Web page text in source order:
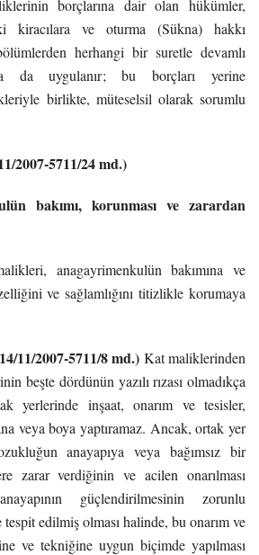
borçlarına dair olan hükümler,
kiracılara ve oturma (Sükna) hakkı
herhangi bir suretle devamlı
da uygulanır; bu borçları yerine
birlikte, müteselsil olarak sorumlu
2007-5711/24 md.)
bakımı, korunması ve zarardan
anagayrimenkulün bakımına ve
ve sağlamlığını titizlikle korumaya
11/2007-5711/8 md.) Kat maliklerinden
beşte dördünün yazılı rızası olmadıkça
yerlerinde inşaat, onarım ve tesisler,
veya boya yaptıramaz. Ancak, ortak yer
anayapıya veya bağımsız bir
zarar verdiğinin ve acilen onarılması
güçlendirilmesinin zorunlu
edilmiş olması halinde, bu onarım ve
ve tekniğine uygun biçimde yapılması